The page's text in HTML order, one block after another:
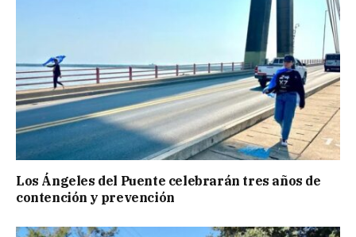
Los Ángeles del Puente celebrarán tres años de
contención y prevención